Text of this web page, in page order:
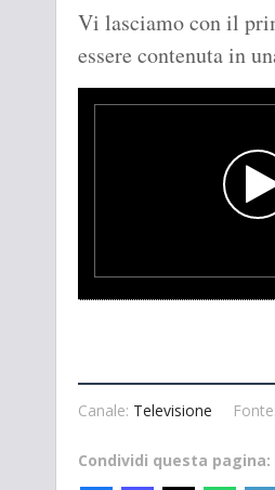
Vi lasciamo con il
essere contenuta in
Canale: Televisione Fonte:
Condividi questa pagina: